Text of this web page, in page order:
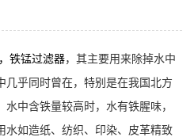
铁锰过滤器，其主要用来除掉水中
几乎同时曾在，特别是在我国北方
中含铁量较高时，水有铁腥味，
水如造纸、纺织、印染、皮革精致